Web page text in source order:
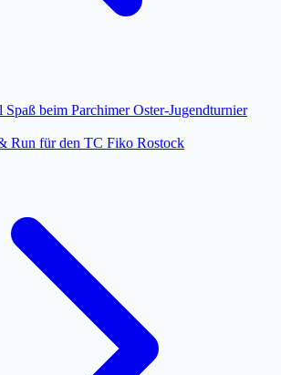
beim Parchimer Oster-Jugendturnier
Run für den TC Fiko Rostock